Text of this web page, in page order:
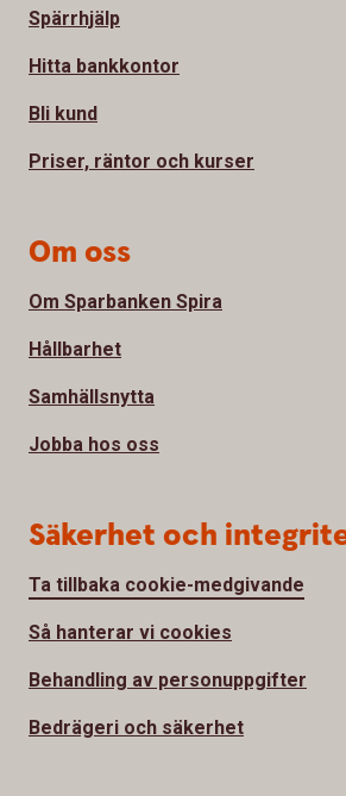
Spärrhjälp
Hitta bankkontor
Bli kund
Priser, räntor och kurser
Om oss
Om Sparbanken Spira
Hållbarhet
Samhällsnytta
Jobba hos oss
Säkerhet och
Ta tillbaka cookie-medgivande
Så hanterar vi cookies
Behandling av personuppgifter
Bedrägeri och säkerhet